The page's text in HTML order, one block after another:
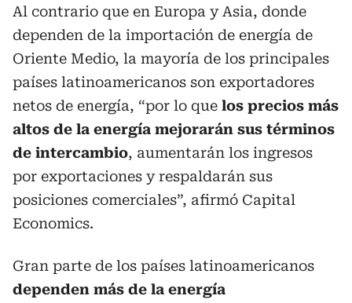
Al contrario que en Europa y Asia, donde
dependen de la importación de energía de
Oriente Medio, la mayoría de los principales
países latinoamericanos son exportadores
netos de energía, “por lo que los precios más
altos de la energía mejorarán sus términos
de intercambio, aumentarán los ingresos
por exportaciones y respaldarán sus
posiciones comerciales”, afirmó Capital
Economics.
Gran parte de los países latinoamericanos
dependen más de la energía